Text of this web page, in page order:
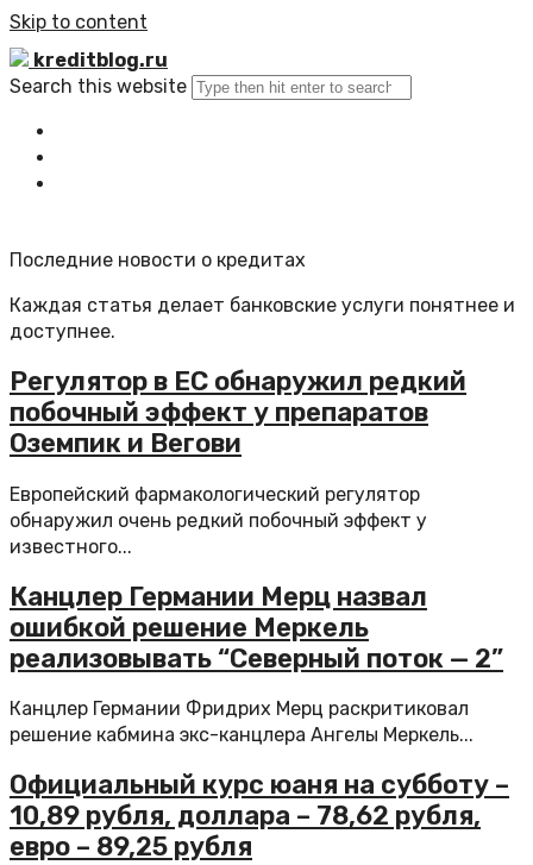
Skip to content
kreditblog.ru
Search this website
Последние новости о кредитах
Каждая статья делает банковские услуги понятнее и
доступнее.
Регулятор в ЕС обнаружил редкий
побочный эффект у препаратов
Оземпик и Вегови
Европейский фармакологический регулятор
обнаружил очень редкий побочный эффект у
известного...
Канцлер Германии Мерц назвал
ошибкой решение Меркель
реализовывать “Северный поток — 2”
Канцлер Германии Фридрих Мерц раскритиковал
решение кабмина экс-канцлера Ангелы Меркель...
Официальный курс юаня на субботу –
10,89 рубля, доллара – 78,62 рубля,
евро – 89,25 рубля